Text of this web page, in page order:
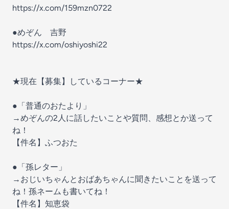
https://x.com/159mzn0722
●めぞん 吉野
https://x.com/oshiyoshi22
★現在【募集】しているコーナー★
●「普通のおたより」
→めぞんの2人に話したいことや質問、感想とか送って
ね！
【件名】ふつおた
●「孫レター」
→おじいちゃんとおばあちゃんに聞きたいことを送って
ね！孫ネームも書いてね！
【件名】知恵袋